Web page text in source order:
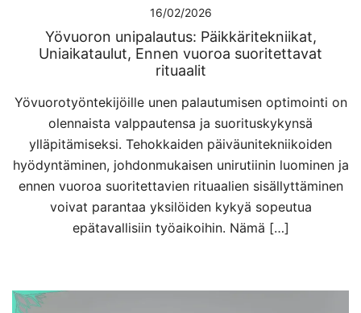
16/02/2026
Yövuoron unipalautus: Päikkäritekniikat,
Uniaikataulut, Ennen vuoroa suoritettavat
rituaalit
Yövuorotyöntekijöille unen palautumisen optimointi on
olennaista valppautensa ja suorituskykynsä
ylläpitämiseksi. Tehokkaiden päiväunitekniikoiden
hyödyntäminen, johdonmukaisen unirutiinin luominen ja
ennen vuoroa suoritettavien rituaalien sisällyttäminen
voivat parantaa yksilöiden kykyä sopeutua
epätavallisiin työaikoihin. Nämä […]